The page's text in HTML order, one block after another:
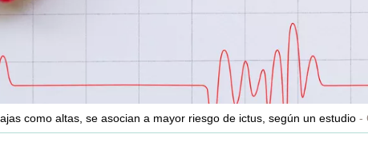
como altas, se asocian a mayor riesgo de ictus, según un estudio